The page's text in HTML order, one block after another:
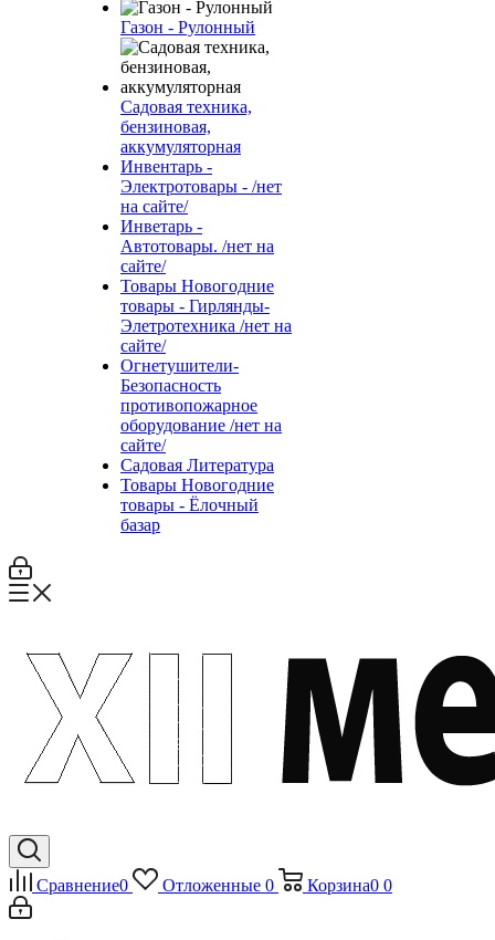
Газон - Рулонный
Садовая техника,
бензиновая,
аккумуляторная
Инвентарь -
Электротовары - /нет
на сайте/
Инветарь -
Автотовары. /нет на
сайте/
Товары Новогодние
товары - Гирлянды-
Элетротехника /нет на
сайте/
Огнетушители-
Безопасность
противопожарное
оборудование /нет на
сайте/
Садовая Литература
Товары Новогодние
товары - Ёлочный
базар
Сравнение0 Отложенные 0 Корзина0 0